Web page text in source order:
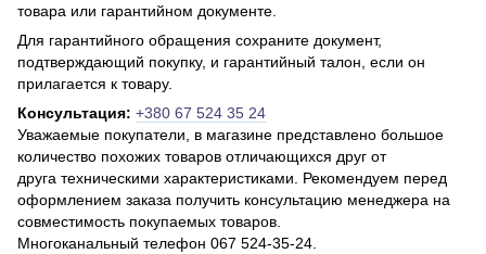
товара или гарантийном документе.
Для гарантийного обращения сохраните документ,
подтверждающий покупку, и гарантийный талон, если он
прилагается к товару.
Консультация: +380 67 524 35 24
Уважаемые покупатели, в магазине представлено большое
количество похожих товаров отличающихся друг от
друга техническими характеристиками. Рекомендуем перед
оформлением заказа получить консультацию менеджера на
совместимость покупаемых товаров.
Многоканальный телефон 067 524-35-24.